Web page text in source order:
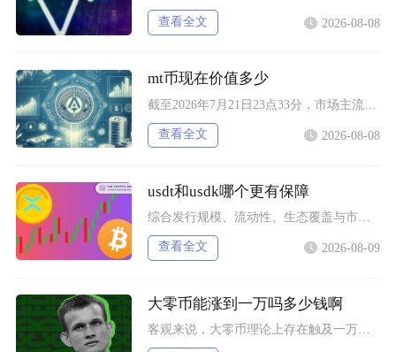
查看全文 2026-08-08
mt币现在价值多少
查看全文 2026-08-08
usdt和usdk哪个更有保障
查看全文 2026-08-09
大零币能涨到一万吗多少钱啊
客观来说，大零币理论上存在触及一万美元的可能性，但短期实现概率极低，当前价位距离目标空间巨